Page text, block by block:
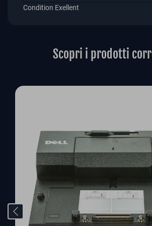
Condition Exellent
Scopri i prodotti